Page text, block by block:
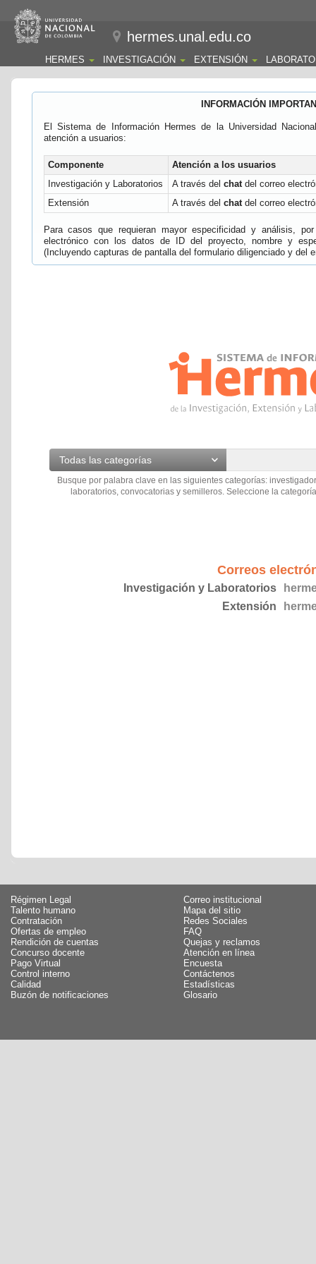
hermes.unal.edu.co
HERMES INVESTIGACIÓN EXTENSIÓN
INFORMACIÓN
El Sistema de Información Hermes de la Universidad
atención a usuarios:
Componente
Atención a los usuarios
Investigación y Laboratorios
A través del chatdel correo
Extensión
A través del chatdel correo
Para casos que requieran mayor especificidad y análisis,
electrónico con los datos de ID del proyecto, nombre y
(Incluyendo capturas de pantalla del formulario diligenciado y del
Todas las categorías
Busque por palabra clave en las siguientes categorías:
laboratorios, convocatorias y semilleros. Seleccione la
Correos
Investigación y Laboratorios
Extensión
Régimen Legal
Talento humano
Contratación
Ofertas de empleo
Rendición de cuentas
Concurso docente
Pago Virtual
Control interno
Calidad
Buzón de notificaciones
Correo institucional
Mapa del sitio
Redes Sociales
FAQ
Quejas y reclamos
Atención en línea
Encuesta
Contáctenos
Estadísticas
Glosario